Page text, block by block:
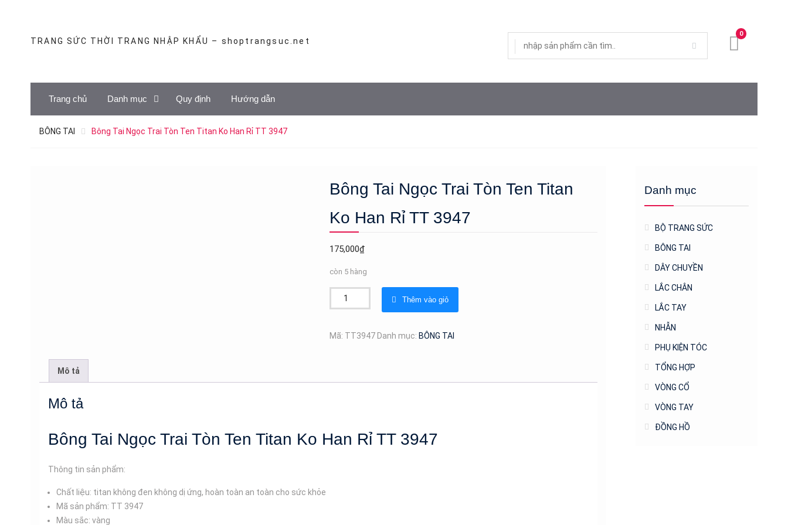
TRANG SỨC THỜI TRANG NHẬP KHẨU – shoptrangsuc.net
0
Trang chủ Danh mục Quy định Hướng dẫn
BÔNG TAI Bông Tai Ngọc Trai Tòn Ten Titan Ko Han Rỉ TT 3947
Bông Tai Ngọc Trai Tòn Ten Titan
Ko Han Rỉ TT 3947
175,000₫
còn 5 hàng
Bông
Tai
Trai
TT
Thêm vào giỏ
Mã: TT3947 Danh mục: BÔNG TAI
Mô tả
Mô tả
Bông Tai Ngọc Trai Tòn Ten Titan Ko Han Rỉ TT 3947
Thông tin sản phẩm:
Chất liệu: titan không đen không dị ứng, hoàn toàn an toàn cho sức khỏe
Mã sản phẩm: TT 3947
Màu sắc: vàng
Danh mục
BỘ TRANG SỨC
BÔNG TAI
DÂY CHUYỀN
LẮC CHÂN
LẮC TAY
NHẪN
PHỤ KIỆN TÓC
TỔNG HỢP
VÒNG CỔ
VÒNG TAY
ĐỒNG HỒ